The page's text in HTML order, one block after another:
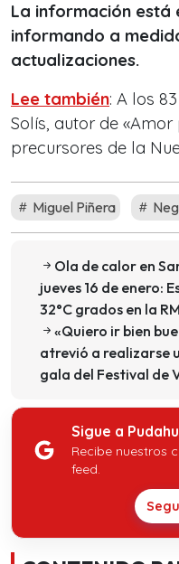
La información
informando a
actualizaciones.
Lee también: A los
Solís, autor de
precursores de la
Miguel Piñera
Ola de calor en
jueves 16 de enero:
32°C grados en la RM
«Quiero ir bien
atrevió a realizarse
gala del Festival de
Sigue a
Recibe nuestros
feed.